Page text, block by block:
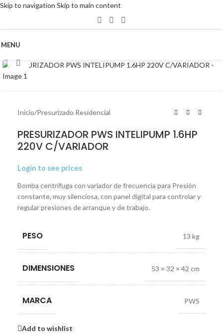
Skip to navigation Skip to main content
MENU
Click to enlarge
Inicio/Presurizado Residencial
PRESURIZADOR PWS INTELIPUMP 1.6HP
220V C/VARIADOR
Login to see prices
Bomba centrífuga con variador de frecuencia para Presión
constante, muy silenciosa, con panel digital para controlar y
regular presiones de arranque y de trabajo.
PESO 13 kg
DIMENSIONES 53 × 32 × 42 cm
MARCA PWS
Add to wishlist